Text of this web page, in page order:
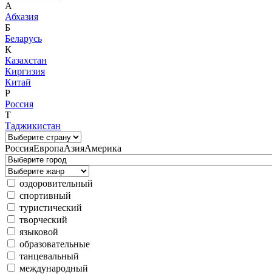
А
Абхазия
Б
Беларусь
К
Казахстан
Киргизия
Китай
Р
Россия
Т
Таджикистан
РоссияЕвропаАзияАмерика
оздоровительный
спортивный
туристический
творческий
языковой
образовательные
танцевальный
международный